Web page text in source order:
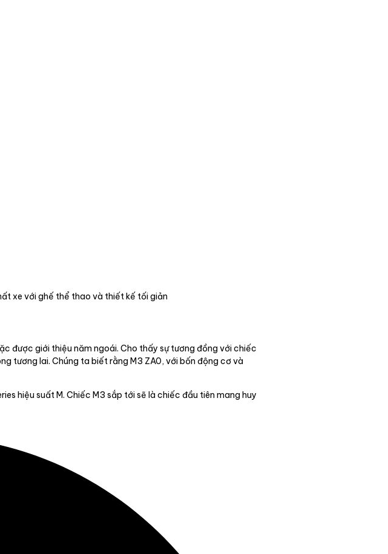
xe với ghế thể thao và thiết kế tối giản
được giới thiệu năm ngoái. Cho thấy sự tương đồng với chiếc
tương lai. Chúng ta biết rằng M3 ZA0, với bốn động cơ và
hiệu suất M. Chiếc M3 sắp tới sẽ là chiếc đầu tiên mang huy